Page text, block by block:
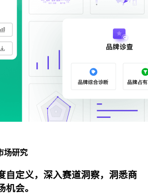
场研究
自定义，深入赛道洞察，洞悉商
机会。